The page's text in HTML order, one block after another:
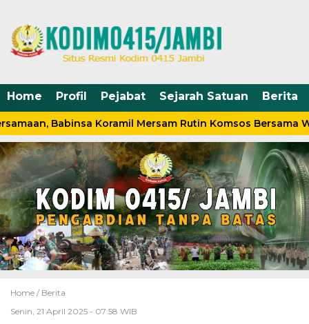
Home Profil Pejabat Sejarah Satuan Berita
Babinsa Koramil Mersam Rutin Komsos Bersama
Home / Berita
Senin, 21 April 2025 - 07:58 WIB